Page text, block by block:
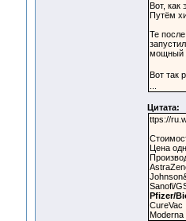
Вот,
Путём
Те
мощный
Вот так
Цитата:
ttps://
Цена
Sanofi/
Pfizer/